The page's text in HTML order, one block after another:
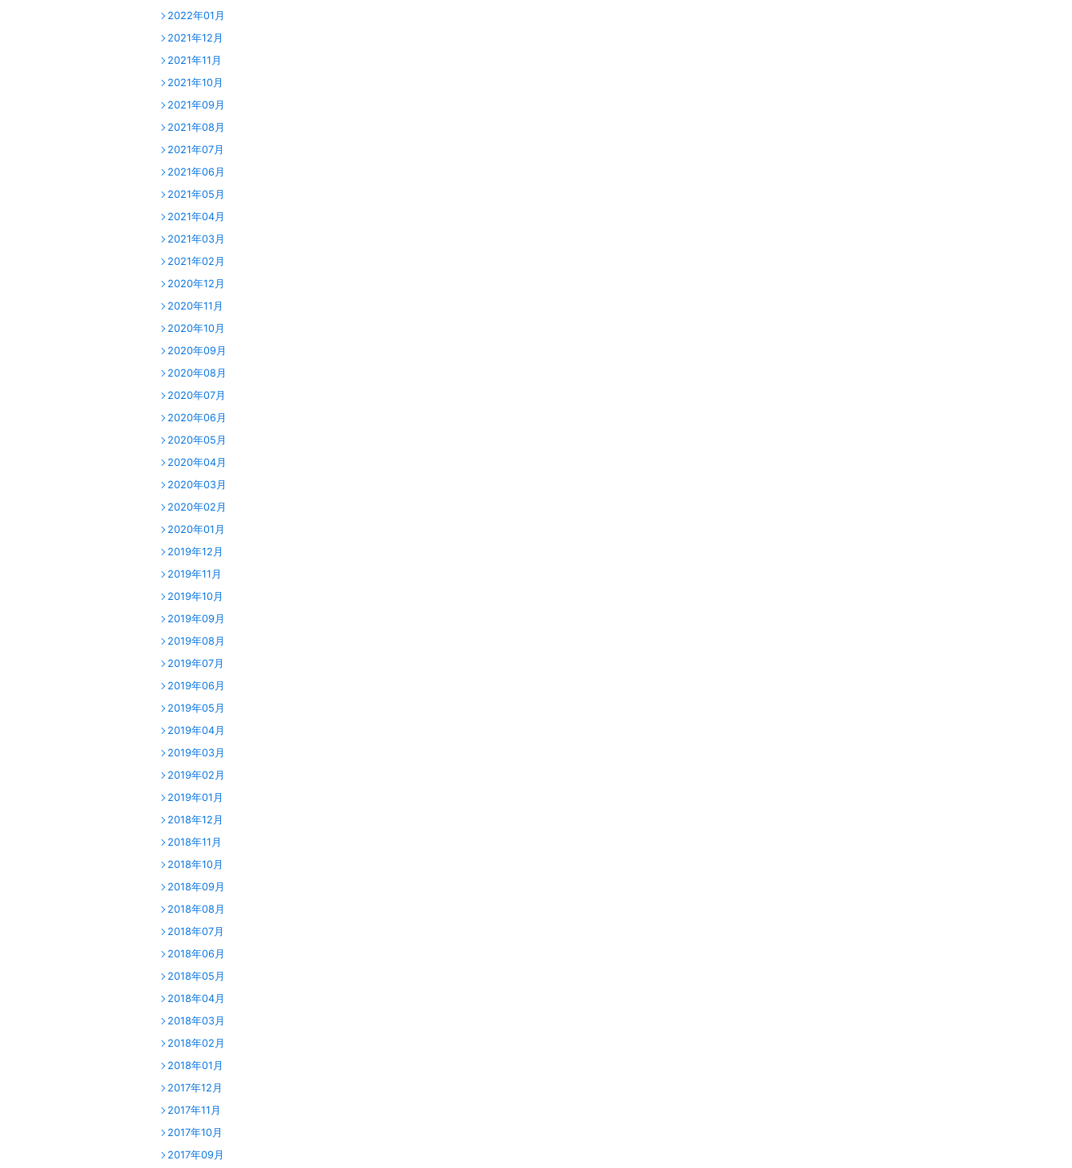
2022年01月
2021年12月
2021年11月
2021年10月
2021年09月
2021年08月
2021年07月
2021年06月
2021年05月
2021年04月
2021年03月
2021年02月
2020年12月
2020年11月
2020年10月
2020年09月
2020年08月
2020年07月
2020年06月
2020年05月
2020年04月
2020年03月
2020年02月
2020年01月
2019年12月
2019年11月
2019年10月
2019年09月
2019年08月
2019年07月
2019年06月
2019年05月
2019年04月
2019年03月
2019年02月
2019年01月
2018年12月
2018年11月
2018年10月
2018年09月
2018年08月
2018年07月
2018年06月
2018年05月
2018年04月
2018年03月
2018年02月
2018年01月
2017年12月
2017年11月
2017年10月
2017年09月